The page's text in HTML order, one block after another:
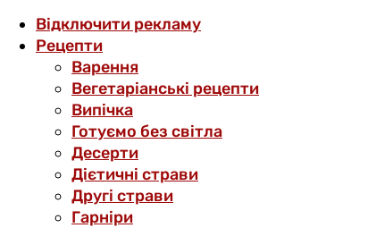
Відключити рекламу
Рецепти
Варення
Вегетаріанські рецепти
Випічка
Готуємо без світла
Десерти
Дієтичні страви
Другі страви
Гарніри